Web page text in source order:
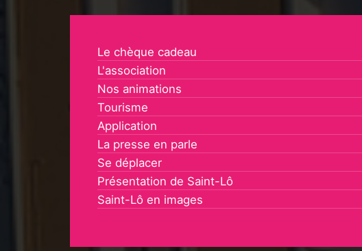
Le chèque cadeau
L'association
Nos animations
Tourisme
Application
La presse en parle
Se déplacer
Présentation de Saint-Lô
Saint-Lô en images